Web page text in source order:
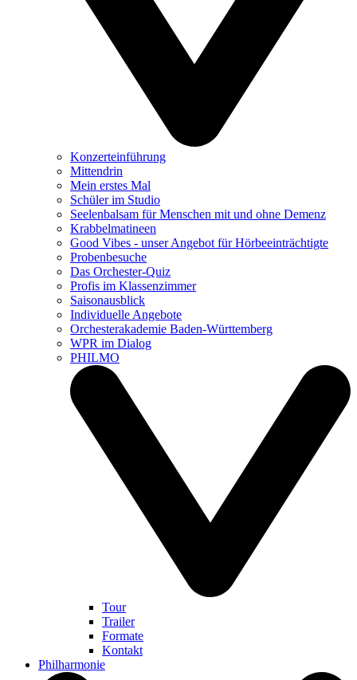
Konzerteinführung
Mittendrin
Mein erstes Mal
Schüler im Studio
Seelenbalsam für Menschen mit und ohne Demenz
Krabbelmatineen
Good Vibes - unser Angebot für Hörbeeinträchtigte
Probenbesuche
Das Orchester-Quiz
Profis im Klassenzimmer
Saisonausblick
Individuelle Angebote
Orchesterakademie Baden-Württemberg
WPR im Dialog
PHILMO
Tour
Trailer
Formate
Kontakt
Philharmonie